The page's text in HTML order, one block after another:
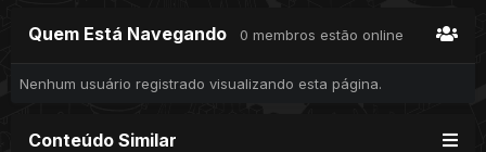
Quem Está Navegando 0 membros estão online
Nenhum usuário registrado visualizando esta página.
Conteúdo Similar